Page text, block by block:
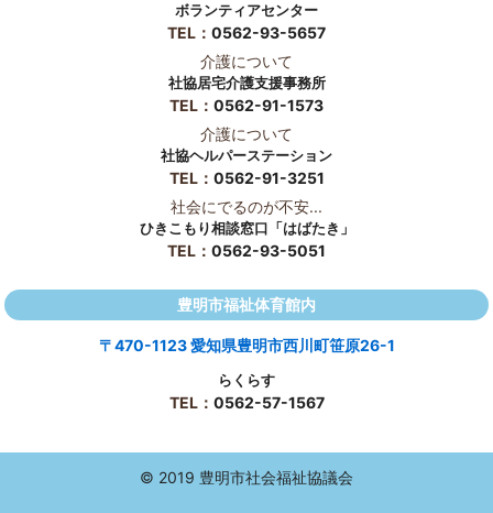
ボランティアセンター
TEL： 0562-93-5657
介護について
社協居宅介護支援事務所
TEL： 0562-91-1573
介護について
社協ヘルパーステーション
TEL： 0562-91-3251
社会にでるのが不安...
ひきこもり相談窓口「はばたき」
TEL： 0562-93-5051
豊明市福祉体育館内
〒470-1123 愛知県豊明市西川町笹原26-1
らくらす
TEL： 0562-57-1567
© 2019 豊明市社会福祉協議会